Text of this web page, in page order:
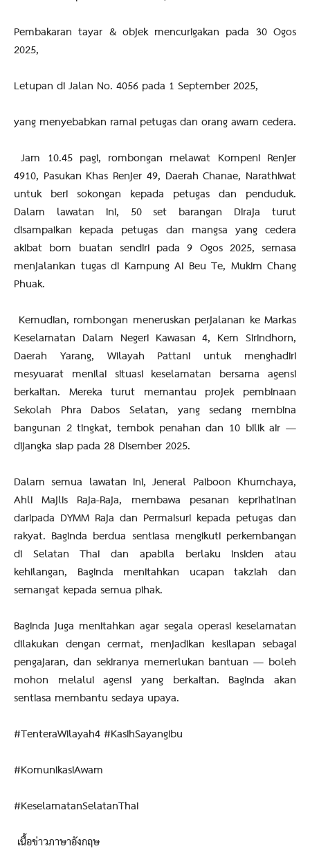
Pembakaran tayar & objek mencurigakan pada 30 Ogos
2025,
Letupan di Jalan No. 4056 pada 1 September 2025,
yang menyebabkan ramai petugas dan orang awam cedera.
Jam 10.45 pagi, rombongan melawat Kompeni Renjer
4910, Pasukan Khas Renjer 49, Daerah Chanae, Narathiwat
untuk beri sokongan kepada petugas dan penduduk.
Dalam lawatan ini, 50 set barangan Diraja turut
disampaikan kepada petugas dan mangsa yang cedera
akibat bom buatan sendiri pada 9 Ogos 2025, semasa
menjalankan tugas di Kampung Ai Beu Te, Mukim Chang
Phuak.
Kemudian, rombongan meneruskan perjalanan ke Markas
Keselamatan Dalam Negeri Kawasan 4, Kem Sirindhorn,
Daerah Yarang, Wilayah Pattani untuk menghadiri
mesyuarat menilai situasi keselamatan bersama agensi
berkaitan. Mereka turut memantau projek pembinaan
Sekolah Phra Dabos Selatan, yang sedang membina
bangunan 2 tingkat, tembok penahan dan 10 bilik air —
dijangka siap pada 28 Disember 2025.
Dalam semua lawatan ini, Jeneral Paiboon Khumchaya,
Ahli Majlis Raja-Raja, membawa pesanan keprihatinan
daripada DYMM Raja dan Permaisuri kepada petugas dan
rakyat. Baginda berdua sentiasa mengikuti perkembangan
di Selatan Thai dan apabila berlaku insiden atau
kehilangan, Baginda menitahkan ucapan takziah dan
semangat kepada semua pihak.
Baginda juga menitahkan agar segala operasi keselamatan
dilakukan dengan cermat, menjadikan kesilapan sebagai
pengajaran, dan sekiranya memerlukan bantuan — boleh
mohon melalui agensi yang berkaitan. Baginda akan
sentiasa membantu sedaya upaya.
#TenteraWilayah4 #KasihSayangIbu
#KomunikasiAwam
#KeselamatanSelatanThai
เนื้อข่าวภาษาอังกฤษ